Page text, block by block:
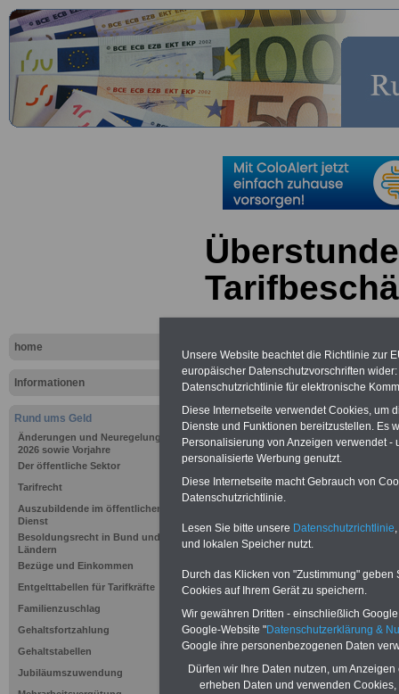
home
Informationen
Rund ums Geld
Änderungen und Neuregelungen ab
2026 sowie Vorjahre
Der öffentliche Sektor
Tarifrecht
Auszubildende im öffentlichen
Dienst
Besoldungsrecht in Bund und
Ländern
Bezüge und Einkommen
Entgelttabellen für Tarifkräfte
Familienzuschlag
Gehaltsfortzahlung
Gehaltstabellen
Jubiläumszuwendung
Zurück zur
ums Geld im
Dienst"
Unsere Website beachtet die Richtlinie zur
europäischer Datenschutzvorschriften
Datenschutzrichtlinie für elektronische
Diese Internetseite verwendet Cookies, um
Dienste und Funktionen bereitzustellen. Es
Personalisierung von Anzeigen verwendet
personalisierte Werbung genutzt.
Diese Internetseite macht Gebrauch von
Datenschutzrichtlinie.
Lesen Sie bitte unsere Datenschutzrichtlinie
und lokalen Speicher nutzt.
Durch das Klicken von "Zustimmung"
Cookies auf Ihrem Gerät zu speichern.
Wir gewähren Dritten - einschließlich
Google-Website "Datenschutzerklärung &
Google ihre personenbezogenen Daten
Dürfen wir Ihre Daten nutzen, um
erheben Daten und verwenden